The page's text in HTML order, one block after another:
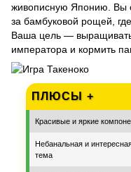
живописную Японию. Вы
за бамбуковой рощей,
Ваша цель —
императора и кормить
ПЛЮСЫ +
Красивые и яркие
Небанальная и
тема